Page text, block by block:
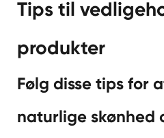
Tips til
produkter
Følg disse tips for
naturlige skønhed